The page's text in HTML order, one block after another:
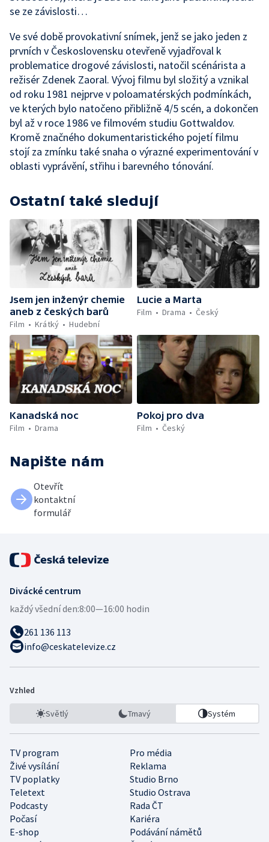
se ze závislosti…
Ve své době provokativní snímek, jenž se jako jeden z
prvních v Československu otevřeně vyjadřoval k
problematice drogové závislosti, natočil scénárista a
režisér Zdenek Zaoral. Vývoj filmu byl složitý a vznikal
od roku 1981 nejprve v poloamatérských podmínkách,
ve kterých bylo natočeno přibližně 4/5 scén, a dokončen
byl až v roce 1986 ve filmovém studiu Gottwaldov.
Kromě značného dokumentaristického pojetí filmu
stojí za zmínku také snaha o výrazné experimentování v
oblasti vyprávění, střihu i barevného tónování.
Ostatní také sledují
Jsem jen inženýr chemie
aneb z českých barů
Film
Krátký Hudební
Lucie a Marta
Film
Drama Český
Kanadská noc
Film
Drama
Pokoj pro dva
Film
Český
Napište nám
Otevřít
kontaktní
formulář
Divácké centrum
každý všední den:8:00—16:00 hodin
261 136 113
info@ceskatelevize.cz
Vzhled
Světlý Tmavý Systém
TV program
Pro média
Živé vysílání
Reklama
TV poplatky
Studio Brno
Teletext
Studio Ostrava
Podcasty
Rada ČT
Počasí
Kariéra
E-shop
Podávání námětů